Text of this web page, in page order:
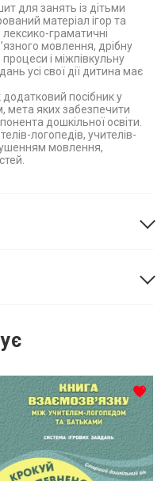
для занять із дітьми
матеріал ігор та
граматичні
мовлення, дрібну
і міжпівкульну
усі свої дії дитина має
посібник у
мета яких забезпечити
дошкільної освіти.
логопедів, учителів-
мовлення,
бажань